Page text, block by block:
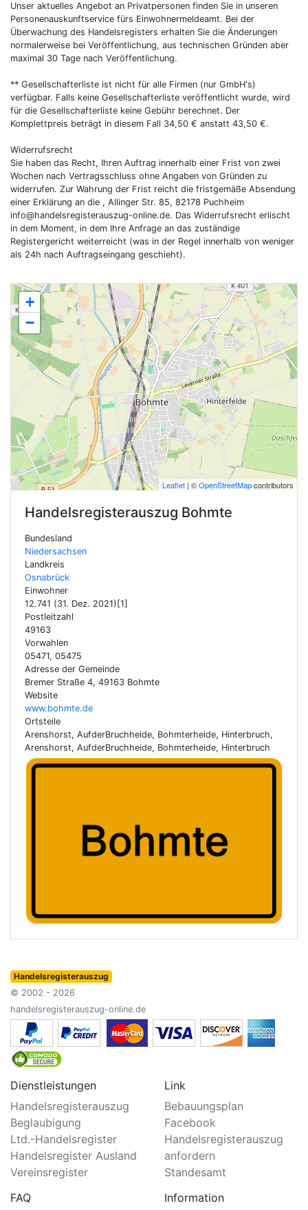
+
−
Leaflet | ©OpenStreetMapcontributors
Handelsregisterauszug Bohmte
Bundesland
Niedersachsen
Landkreis
Osnabrück
Einwohner
12.741 (31. Dez. 2021)[1]
Postleitzahl
49163
Vorwahlen
05471, 05475
Adresse der Gemeinde
Bremer Straße 4, 49163 Bohmte
Website
www.bohmte.de
Ortsteile
Arenshorst, AufderBruchheide, Bohmterheide, Hinterbruch,
Arenshorst, AufderBruchheide, Bohmterheide, Hinterbruch
Unser aktuelles Angebot an Privatpersonen finden Sie in unseren
Personenauskunftservice fürs Einwohnermeldeamt. Bei der
Überwachung des Handelsregisters erhalten Sie die Änderungen
normalerweise bei Veröffentlichung, aus technischen Gründen aber
maximal 30 Tage nach Veröffentlichung.
** Gesellschafterliste ist nicht für alle Firmen (nur GmbH's)
verfügbar. Falls keine Gesellschafterliste veröffentlicht wurde, wird
für die Gesellschafterliste keine Gebühr berechnet. Der
Komplettpreis beträgt in diesem Fall 34,50 € anstatt 43,50 €.
Widerrufsrecht
Sie haben das Recht, Ihren Auftrag innerhalb einer Frist von zwei
Wochen nach Vertragsschluss ohne Angaben von Gründen zu
widerrufen. Zur Wahrung der Frist reicht die fristgemäße Absendung
einer Erklärung an die , Allinger Str. 85, 82178 Puchheim
info@handelsregisterauszug-online.de. Das Widerrufsrecht erlischt
in dem Moment, in dem Ihre Anfrage an das zuständige
Registergericht weiterreicht (was in der Regel innerhalb von weniger
als 24h nach Auftragseingang geschieht).
Handelsregisterauszug
© 2002 - 2026
handelsregisterauszug-online.de
Dienstleistungen
Handelsregisterauszug
Beglaubigung
Ltd.-Handelsregister
Handelsregister Ausland
Vereinsregister
Link
Bebauungsplan
Facebook
Handelsregisterauszug
anfordern
Standesamt
FAQ
Information